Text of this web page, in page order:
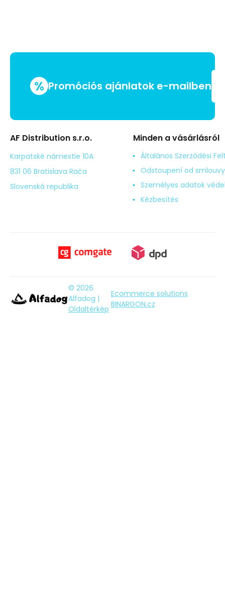
% Promóciós ajánlatok e-mailben
AF Distribution s.r.o.
Karpatské námestie 10A
831 06 Bratislava Rača
Slovenská republika
Minden a vásárlásról
Általános Szerződési
Odstoupení od smlouvy
Személyes adatok
Kézbesítés
© 2026
Alfadog |
Oldaltérkép
Ecommerce solutions
BINARGON.cz